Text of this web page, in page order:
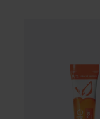
On-a-roll